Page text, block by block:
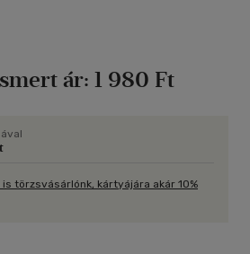
ám a mulatság rémálommá
szót: Tim és Nick a legjobb
ár: 1 980 Ft
is törzsvásárlónk, kártyájára akár 10%